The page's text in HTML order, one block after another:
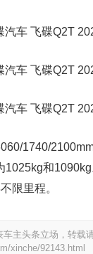
1740/
1025kg和
限里程。
主头条立场，转载
xinche/92143.html